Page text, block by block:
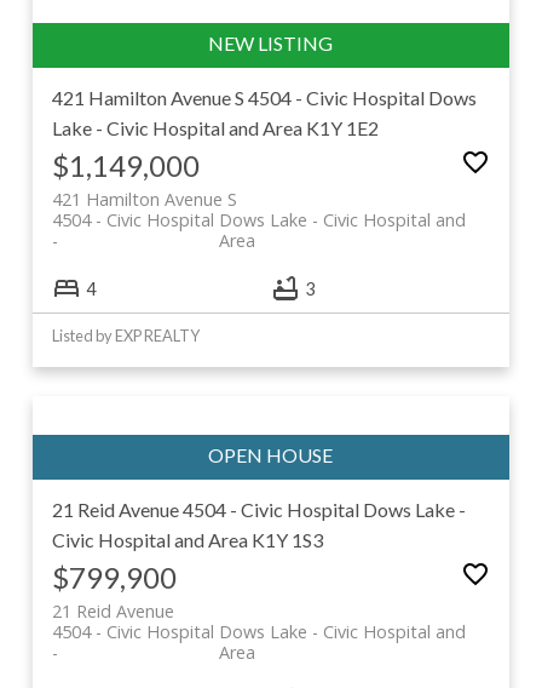
421 Hamilton Avenue S 4504 - Civic Hospital Dows
Lake - Civic Hospital and Area K1Y 1E2
$1,149,000
421 Hamilton Avenue S
Dows Lake - Civic Hospital and
Area
4504 - Civic Hospital
4 3
Listed by EXP REALTY
21 Reid Avenue4504 - Civic Hospital Dows Lake -
Civic Hospital and Area K1Y 1S3
$799,900
21 Reid Avenue
Dows Lake - Civic Hospital and
Area
4504 - Civic Hospital